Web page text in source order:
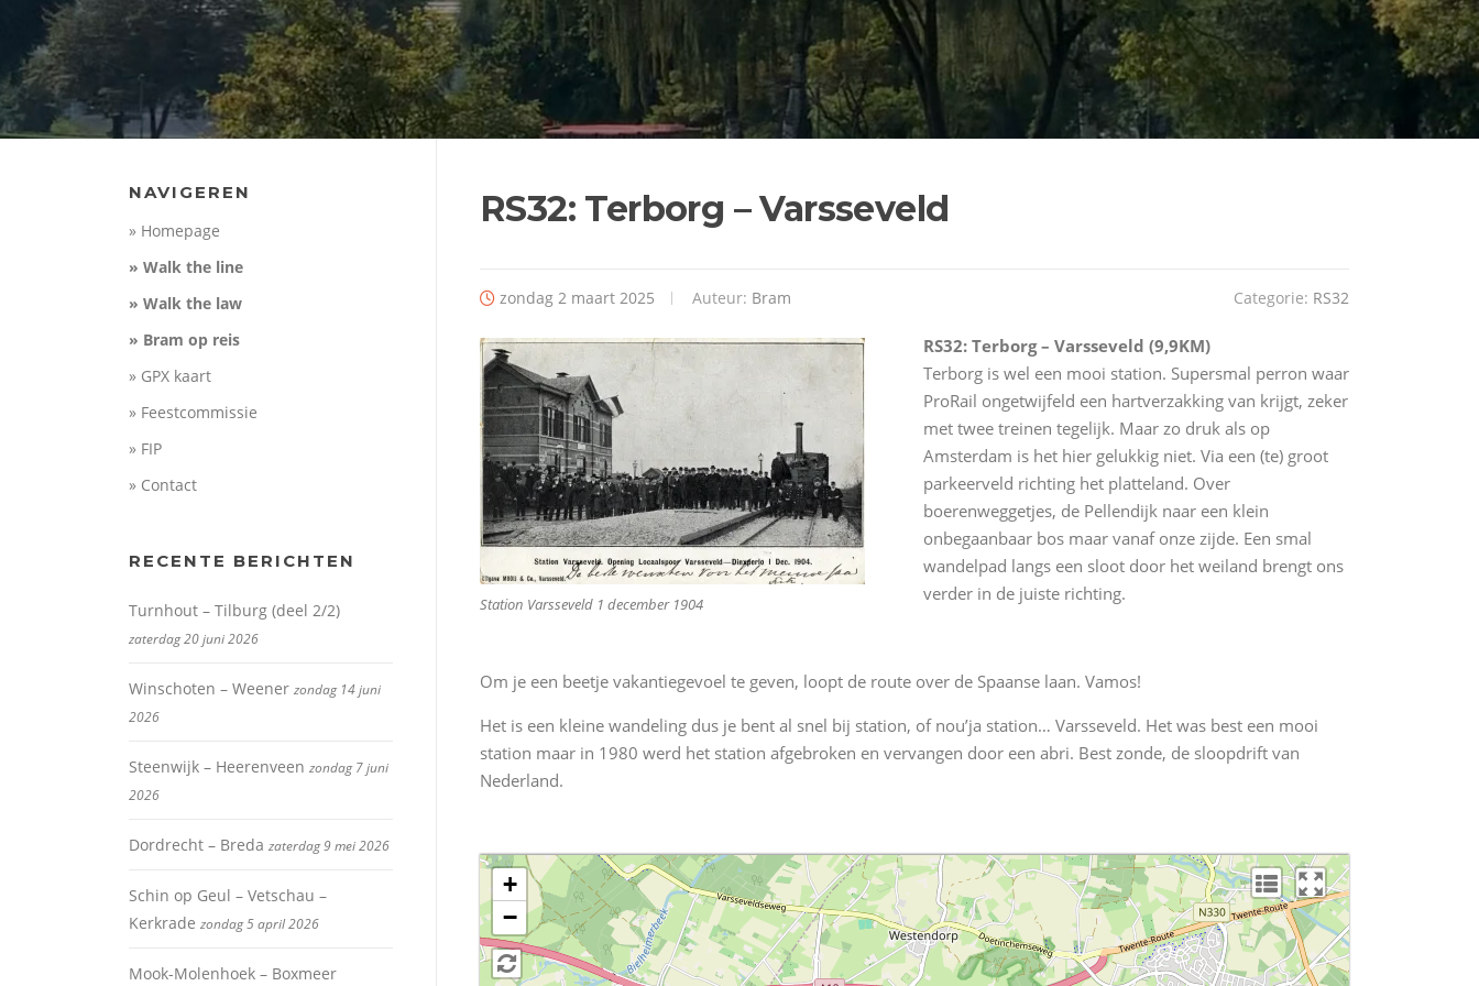
RS32: Terborg – Varsseveld
zondag 2 maart 2025 Auteur: Bram Categorie: RS32
Station Varsseveld 1 december 1904
RS32: Terborg – Varsseveld (9,9KM)
Terborg is wel een mooi station. Supersmal perron waar
ProRail ongetwijfeld een hartverzakking van krijgt, zeker
met twee treinen tegelijk. Maar zo druk als op
Amsterdam is het hier gelukkig niet. Via een (te) groot
parkeerveld richting het platteland. Over
boerenweggetjes, de Pellendijk naar een klein
onbegaanbaar bos maar vanaf onze zijde. Een smal
wandelpad langs een sloot door het weiland brengt ons
verder in de juiste richting.
Om je een beetje vakantiegevoel te geven, loopt de route over de Spaanse laan. Vamos!
Het is een kleine wandeling dus je bent al snel bij station, of nou’ja station… Varsseveld. Het was best een mooi
station maar in 1980 werd het station afgebroken en vervangen door een abri. Best zonde, de sloopdrift van
Nederland.
+
−
NAVIGEREN
» Homepage
» Walk the line
» Walk the law
» Bram op reis
» GPX kaart
» Feestcommissie
» FIP
» Contact
RECENTE BERICHTEN
Turnhout – Tilburg (deel 2/2)
zaterdag 20 juni 2026
Winschoten – Weener zondag 14 juni
2026
Steenwijk – Heerenveen zondag 7 juni
2026
Dordrecht – Breda zaterdag 9 mei 2026
Schin op Geul – Vetschau –
Kerkrade zondag 5 april 2026
Mook-Molenhoek – Boxmeer